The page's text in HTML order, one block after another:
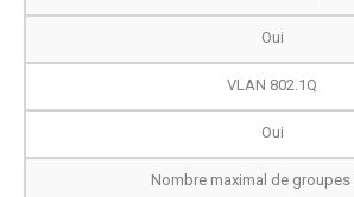
Oui
VLAN 802.1Q
Oui
Nombre maximal de groupes